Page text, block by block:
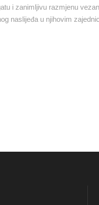
i zanimljivu razmjenu
naslijeđa u njihovim